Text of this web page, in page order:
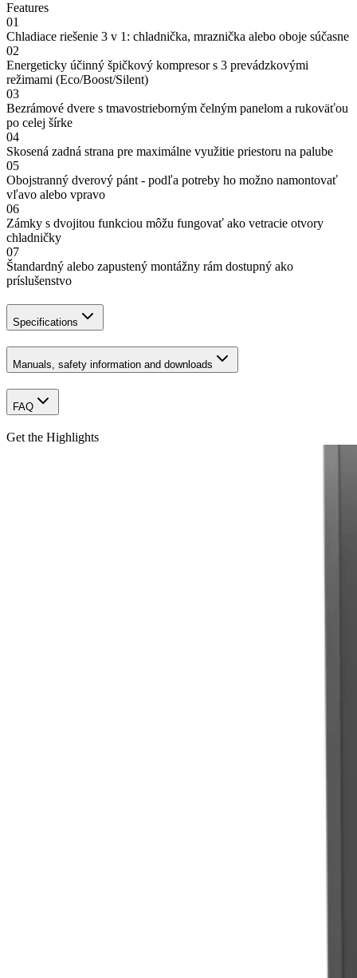
Features
01
Chladiace riešenie 3 v 1: chladnička, mraznička alebo oboje súčasne
02
Energeticky účinný špičkový kompresor s 3 prevádzkovými
režimami (Eco/Boost/Silent)
03
Bezrámové dvere s tmavostrieborným čelným panelom a rukoväťou
po celej šírke
04
Skosená zadná strana pre maximálne využitie priestoru na palube
05
Obojstranný dverový pánt - podľa potreby ho možno namontovať
vľavo alebo vpravo
06
Zámky s dvojitou funkciou môžu fungovať ako vetracie otvory
chladničky
07
Štandardný alebo zapustený montážny rám dostupný ako
príslušenstvo
Specifications
Manuals, safety information and downloads
FAQ
Get the Highlights